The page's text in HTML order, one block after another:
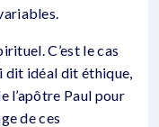
C’est le cas
dit idéal dit éthique,
l’apôtre Paul pour
de ces